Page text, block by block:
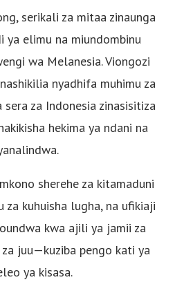
serikali za mitaa zinaunga
ya elimu na miundombinu
wa Melanesia. Viongozi
nyadhifa muhimu za
za Indonesia zinasisitiza
hekima ya ndani na
sherehe za kitamaduni
za kuhuisha lugha, na ufikiaji
kwa ajili ya jamii za
za juu—kuziba pengo kati ya
ya kisasa.